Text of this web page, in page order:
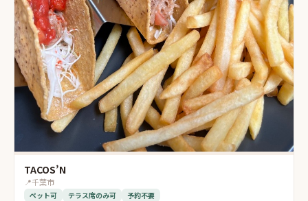
TACOS’N
📍千葉市
ペット可 テラス席のみ可 予約不要